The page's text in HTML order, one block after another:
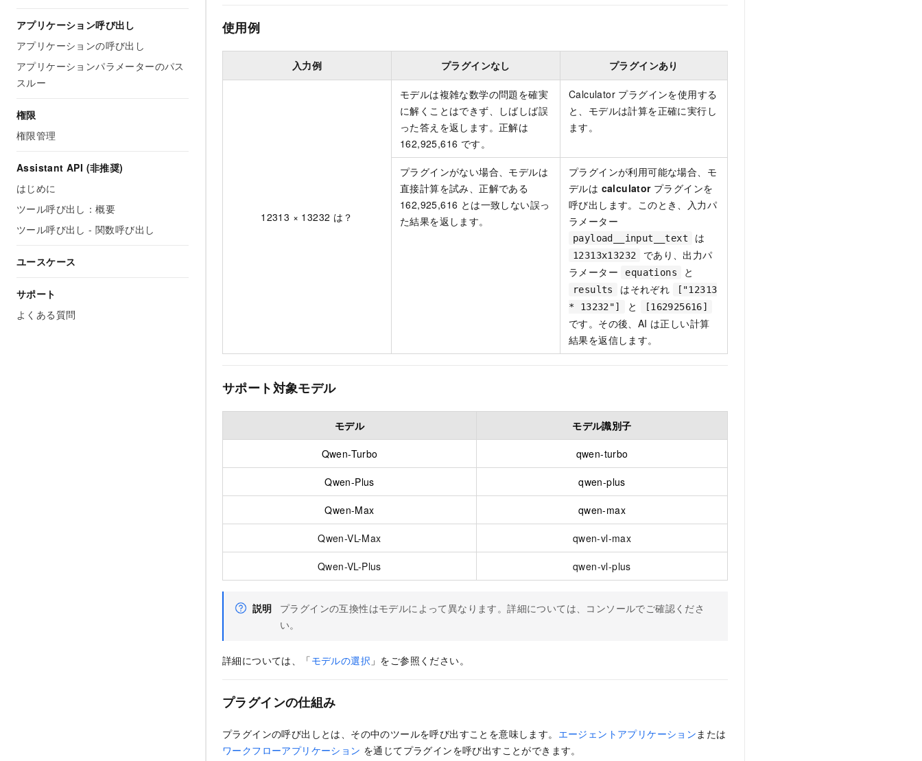
アプリケーション呼び出し
アプリケーションの呼び出し
アプリケーションパラメーターのパス
スルー
権限
権限管理
Assistant API (非推奨)
はじめに
ツール呼び出し：概要
ツール呼び出し - 関数呼び出し
ユースケース
サポート
よくある質問
使用例
入力例 プラグインなし プラグインあり
12313 × 13232 は？
モデルは複雑な数学の問題を確実
に解くことはできず、しばしば誤
った答えを返します。正解は
162,925,616 です。
Calculator プラグインを使用する
と、モデルは計算を正確に実行し
ます。
プラグインがない場合、モデルは
直接計算を試み、正解である
162,925,616 とは一致しない誤っ
た結果を返します。
プラグインが利用可能な場合、モ
デルは calculatorプラグインを
呼び出します。このとき、入力パ
ラメーター
payload__input__text は
12313x13232
であり、出力パ
ラメーター
equations と
results はそれぞれ
["12313
* 13232"]
と [162925616]
です。その後、AI は正しい計算
結果を返信します。
サポート対象モデル
モデル モデル識別子
Qwen-Turbo qwen-turbo
Qwen-Plus qwen-plus
Qwen-Max qwen-max
Qwen-VL-Max qwen-vl-max
Qwen-VL-Plus qwen-vl-plus
説明
プラグインの互換性はモデルによって異なります。詳細については、コンソールでご確認くださ
い。
詳細については、「モデルの選択 」をご参照ください。
プラグインの仕組み
プラグインの呼び出しとは、その中のツールを呼び出すことを意味します。 エージェントアプリケーション または
ワークフローアプリケーション を通じてプラグインを呼び出すことができます。